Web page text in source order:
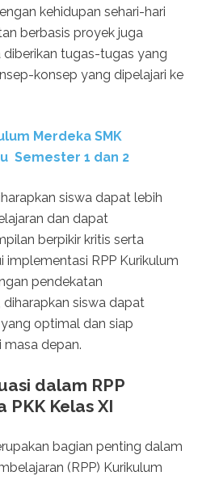
kehidupan sehari-hari
berbasis proyek juga
tugas-tugas yang
konsep yang dipelajari ke
Merdeka SMK
Semester 1 dan 2
siswa dapat lebih
dan dapat
berpikir kritis serta
implementasi RPP Kurikulum
pendekatan
siswa dapat
optimal dan siap
depan.
dalam RPP
PKK Kelas XI
bagian penting dalam
(RPP) Kurikulum